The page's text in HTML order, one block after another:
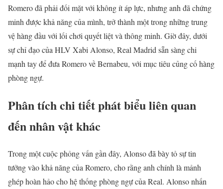
Romero đã phải đối mặt với không ít áp lực, nhưng anh đã chứng
minh được khả năng của mình, trở thành một trong những trung
vệ hàng đầu với lối chơi quyết liệt và thông minh. Giờ đây, dưới
sự chỉ đạo của HLV Xabi Alonso, Real Madrid sẵn sàng chi
mạnh tay để đưa Romero về Bernabeu, với mục tiêu củng cố hàng
phòng ngự.
Phân tích chi tiết phát biểu liên quan
đến nhân vật khác
Trong một cuộc phỏng vấn gần đây, Alonso đã bày tỏ sự tin
tưởng vào khả năng của Romero, cho rằng anh chính là mảnh
ghép hoàn hảo cho hệ thống phòng ngự của Real. Alonso nhấn